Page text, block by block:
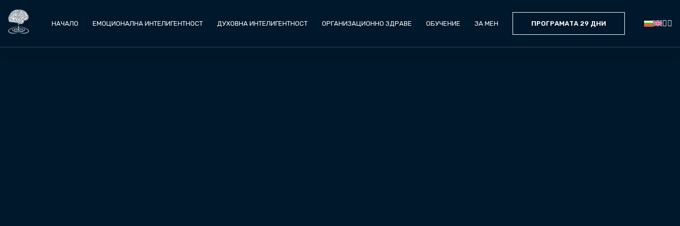
НАЧАЛО ЕМОЦИОНАЛНА ИНТЕЛИГЕНТНОСТ ДУХОВНА ИНТЕЛИГЕНТНОСТ ОРГАНИЗАЦИОННО ЗДРАВЕ ОБУЧЕНИЕ ЗА МЕН ПРОГРАМАТА 29 ДНИ